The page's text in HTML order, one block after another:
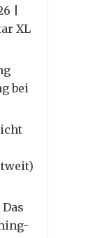
|
XL
bei
Das